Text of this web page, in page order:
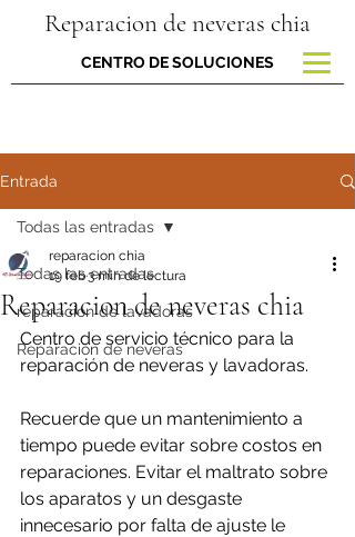
Reparacion de neveras chia
CENTRO DE SOLUCIONES
Entrada
Todas las entradas
reparacion de lavadoras
Reparación de neveras
Todas las entradas
Reparacion de neveras chia
reparacion chia
19 feb3 min de lectura
Centro de servicio técnico para la
reparación de neveras y lavadoras.
Recuerde que un mantenimiento a
tiempo puede evitar sobre costos en
reparaciones. Evitar el maltrato sobre
los aparatos y un desgaste
innecesario por falta de ajuste le